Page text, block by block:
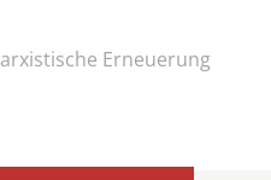
Erneuerung